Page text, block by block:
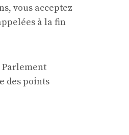
vous acceptez
à la fin
Parlement
des points